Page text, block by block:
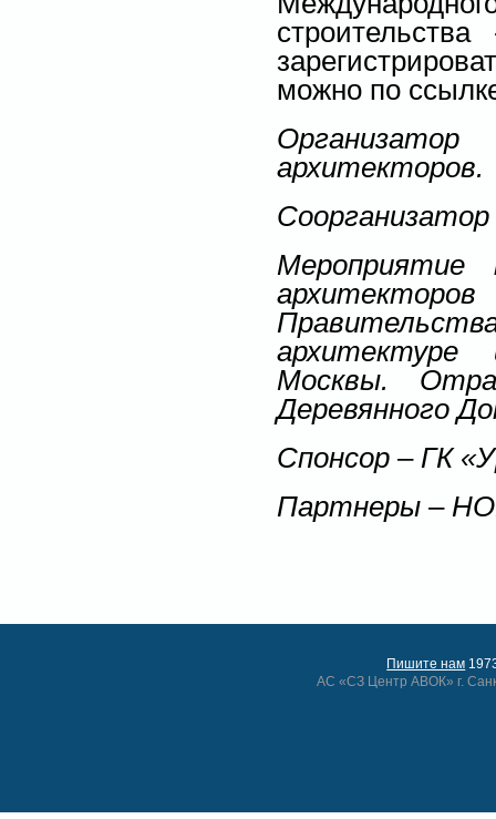
можно по
архитекторов.
Соорганизатор
Мероприятие
архитектуре
Москвы.
Деревянного
Спонсор –ГК
Партнеры –
Пишите нам
АС «СЗ Центр АВОК» г.